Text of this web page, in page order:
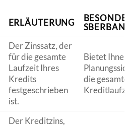
ERLÄUTERUNG
Der Zinssatz, der
für die gesamte
Laufzeit Ihres
Kredits
festgeschrieben
ist.
Bietet Ihnen
die gesamte
Der Kreditzins,